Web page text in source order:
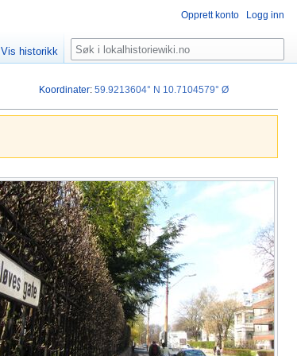
Koordinater:59.9213604° N 10.7104579° Ø
Opprett konto Logg inn
Vis historikk Søk